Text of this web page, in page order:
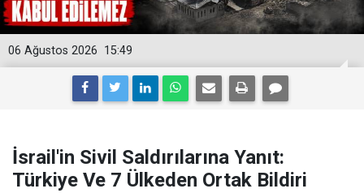
15:49
06 Ağustos 2026
İsrail'in Sivil Saldırılarına Yanıt:
Türkiye Ve 7 Ülkeden Ortak Bildiri